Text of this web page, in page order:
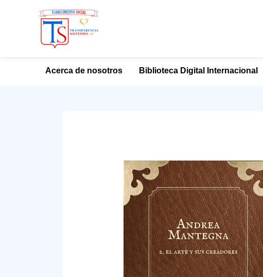
Acerca de nosotros Biblioteca Digital Internacional